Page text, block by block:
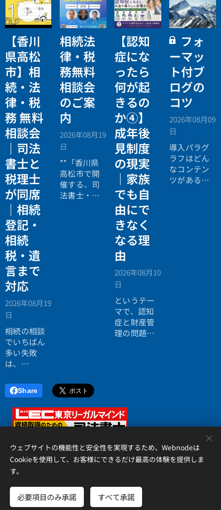
【香川
県高松
市】相
続・法
律・税
務 無料
相談会
｜司法
書士と
税理士
が同席
｜相続
登記・
相続
税・遺
言まで
対応
2026年08月19
日
相続の相談
でいちばん
多い失敗
は、
行ったら登
記の話がで
きず、司法
書士に行っ
たら税金が
い」ことで
す。
相続法
律・税
務無料
相談会
のご案
内
2026年08月19
日
**「香川県
高松市で開
催する、司
法書士・税
【認知
症にな
ったら
何が起
きるの
か④】
成年後
見制度
の現実
｜家族
でも自
由にで
きなく
なる理
由
2026年08月10
日
というテー
マで、認知
症と財産管
理の問題に
フォ
ーマッ
ト付ブ
ログの
コツ
2026年08月09
日
導入パラグ
ラフはどん
なコンテン
ツがあるの
Share
アイリス国際司法書士・行政書士事務所、 香川県高松市錦町２丁
目１３番７号 松岡ビル２Ｆ 、087-873-2653
Cookie
ウェブサイトの機能性と安全性を実現するため、Webnodeは
Cookieを使用して、お客様にできるだけ最高の体験を提供しま
す。
必要項目のみ承諾 すべて承諾